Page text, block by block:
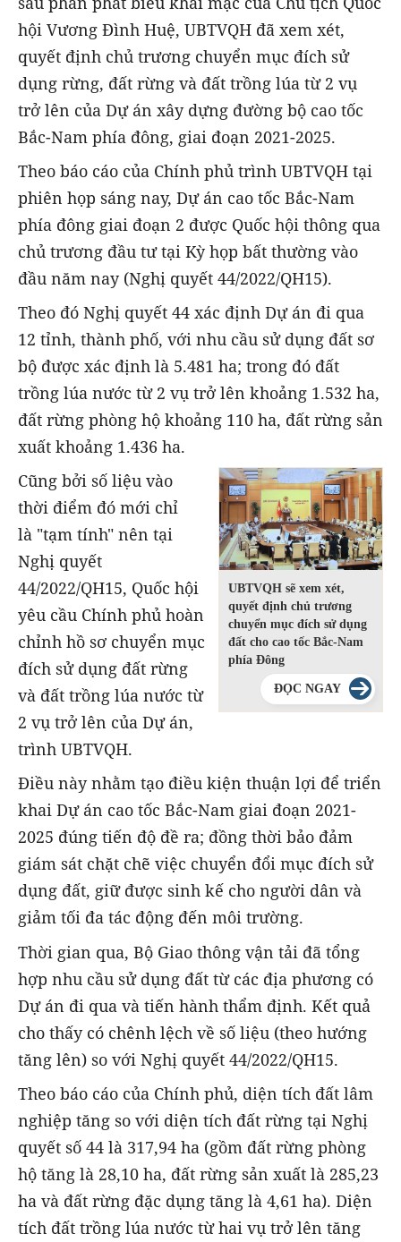
hội Vương Đình Huệ, UBTVQH đã xem xét,
quyết định chủ trương chuyển mục đích sử
dụng rừng, đất rừng và đất trồng lúa từ 2 vụ
trở lên của Dự án xây dựng đường bộ cao tốc
Bắc-Nam phía đông, giai đoạn 2021-2025.
Theo báo cáo của Chính phủ trình UBTVQH tại
phiên họp sáng nay, Dự án cao tốc Bắc-Nam
phía đông giai đoạn 2 được Quốc hội thông qua
chủ trương đầu tư tại Kỳ họp bất thường vào
đầu năm nay (Nghị quyết 44/2022/QH15).
Theo đó Nghị quyết 44 xác định Dự án đi qua
12 tỉnh, thành phố, với nhu cầu sử dụng đất sơ
bộ được xác định là 5.481 ha; trong đó đất
trồng lúa nước từ 2 vụ trở lên khoảng 1.532 ha,
đất rừng phòng hộ khoảng 110 ha, đất rừng sản
xuất khoảng 1.436 ha.
UBTVQH sẽ xem xét,
quyết định chủ trương
chuyển mục đích sử dụng
đất cho cao tốc Bắc-Nam
phía Đông
ĐỌC NGAY
Cũng bởi số liệu vào
thời điểm đó mới chỉ
là "tạm tính" nên tại
Nghị quyết
44/2022/QH15, Quốc hội
yêu cầu Chính phủ hoàn
chỉnh hồ sơ chuyển mục
đích sử dụng đất rừng
và đất trồng lúa nước từ
2 vụ trở lên của Dự án,
trình UBTVQH.
Điều này nhằm tạo điều kiện thuận lợi để triển
khai Dự án cao tốc Bắc-Nam giai đoạn 2021-
2025 đúng tiến độ đề ra; đồng thời bảo đảm
giám sát chặt chẽ việc chuyển đổi mục đích sử
dụng đất, giữ được sinh kế cho người dân và
giảm tối đa tác động đến môi trường.
Thời gian qua, Bộ Giao thông vận tải đã tổng
hợp nhu cầu sử dụng đất từ các địa phương có
Dự án đi qua và tiến hành thẩm định. Kết quả
cho thấy có chênh lệch về số liệu (theo hướng
tăng lên) so với Nghị quyết 44/2022/QH15.
Theo báo cáo của Chính phủ, diện tích đất lâm
nghiệp tăng so với diện tích đất rừng tại Nghị
quyết số 44 là 317,94 ha (gồm đất rừng phòng
hộ tăng là 28,10 ha, đất rừng sản xuất là 285,23
ha và đất rừng đặc dụng tăng là 4,61 ha). Diện
tích đất trồng lúa nước từ hai vụ trở lên tăng